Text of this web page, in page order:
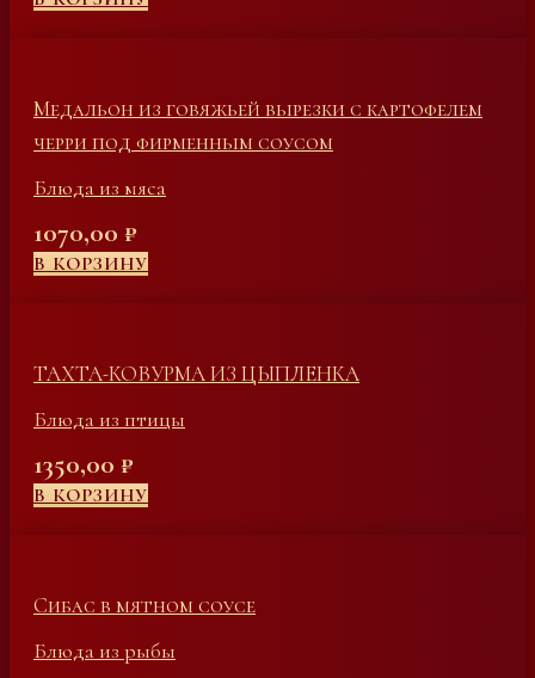
Медальон из говяжьей вырезки с картофелем
черри под фирменным соусом
Блюда из мяса
1070,00 ₽
В КОРЗИНУ
ТАХТА-КОВУРМА ИЗ ЦЫПЛЕНКА
Блюда из птицы
1350,00 ₽
В КОРЗИНУ
Сибас в мятном соусе
Блюда из рыбы